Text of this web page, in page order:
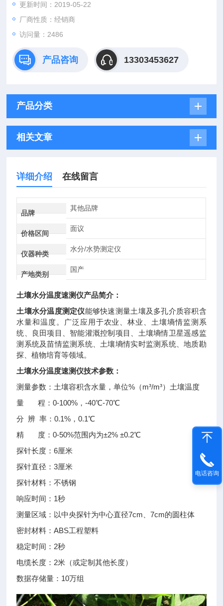
更新时间：2019-05-22
厂商性质：经销商
访问量：2486
产品咨询 13303453627
产品分类
相关文章
详细介绍 在线留言
品牌
其他品牌
价格区间
面议
仪器种类
水分/水势测定仪
产地类别
国产
土壤水分温度速测仪产品简介：
土壤水分温度测定仪能够快速测量土壤及多孔介质容积含
水量和温度。广泛应用于农业、林业、土壤墒情监测系
统、良田项目、智能灌溉控制项目、土壤墒情卫星遥感监
测系统及苗情监测系统、土壤墒情实时监测系统、地质勘
探、植物培育等领域。
土壤水分温度速测仪技术参数：
测量参数：土壤容积含水量，单位%（m³/m³）土壤温度
量 程：0-100%，-40℃-70℃
分 辨 率：0.1%，0.1℃
精 度：0-50%范围内为±2% ±0.2℃
探针长度：6厘米
探针直径：3厘米
探针材料：不锈钢
响应时间：1秒
测量区域：以中央探针为中心直径7cm、7cm的圆柱体
密封材料：ABS工程塑料
稳定时间：2秒
电缆长度：2米（或定制其他长度）
数据存储量：10万组
电话咨询